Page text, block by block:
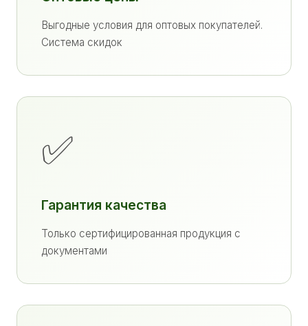
Выгодные условия для оптовых покупателей.
Система скидок
✅
Гарантия качества
Только сертифицированная продукция с
документами